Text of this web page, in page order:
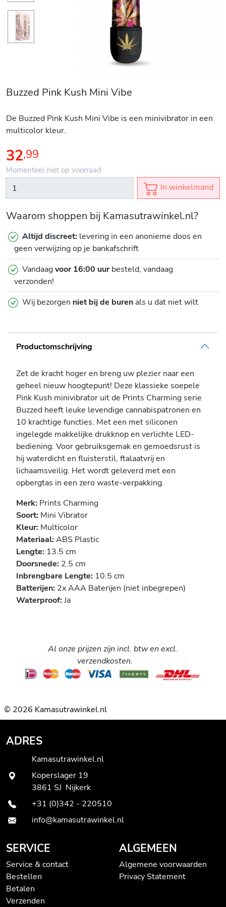
Buzzed Pink Kush Mini Vibe
De Buzzed Pink Kush Mini Vibe is een minivibrator in een
multicolor kleur.
32,99
Momenteel niet op voorraad
In winkelmand
Waarom shoppen bij Kamasutrawinkel.nl?
Altijd discreet: levering in een anonieme doos en
geen verwijzing op je bankafschrift
Vandaagvoor 16:00 uurbesteld, vandaag
verzonden!
Wij bezorgen niet bij de burenals u dat niet wilt
Productomschrijving
Zet de kracht hoger en breng uw plezier naar een
geheel nieuw hoogtepunt! Deze klassieke soepele
Pink Kush minivibrator uit de Prints Charming serie
Buzzed heeft leuke levendige cannabispatronen en
10 krachtige functies. Met een met siliconen
ingelegde makkelijke drukknop en verlichte LED-
bediening. Voor gebruiksgemak en gemoedsrust is
hij waterdicht en fluisterstil, ftalaatvrij en
lichaamsveilig. Het wordt geleverd met een
opbergtas in een zero waste-verpakking.
Merk: Prints Charming
Soort: Mini Vibrator
Kleur: Multicolor
Materiaal:ABS Plastic
Lengte: 13.5 cm
Doorsnede: 2.5 cm
Inbrengbare Lengte: 10.5 cm
Batterijen: 2x AAA Baterijen (niet inbegrepen)
Waterproof:Ja
Al onze prijzen zijn incl. btw en excl.
verzendkosten.
© 2026 Kamasutrawinkel.nl
ADRES
Kamasutrawinkel.nl
Koperslager 19
3861 SJ Nijkerk
+31 (0)342 - 220510
info@kamasutrawinkel.nl
SERVICE
Service & contact
Bestellen
Betalen
Verzenden
ALGEMEEN
Algemene voorwaarden
Privacy Statement